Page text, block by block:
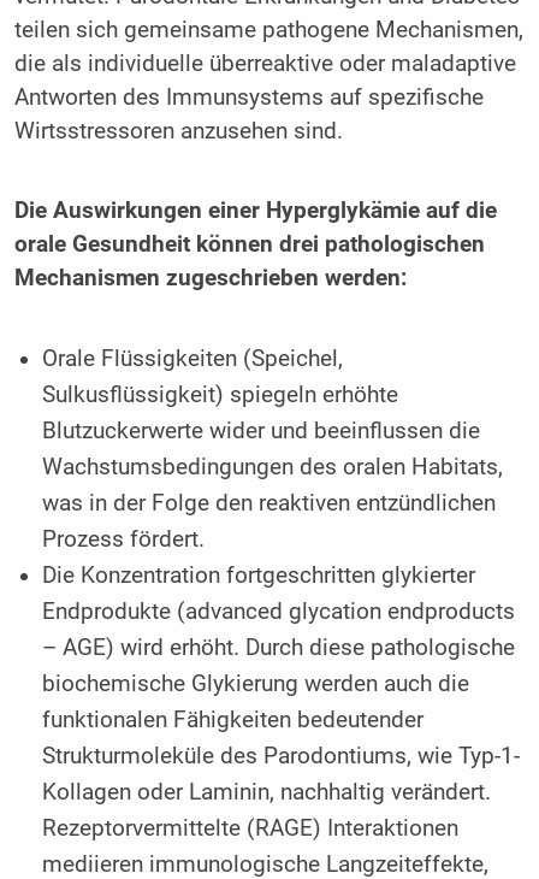
teilen sich gemeinsame pathogene Mechanismen,
die als individuelle überreaktive oder maladaptive
Antworten des Immunsystems auf spezifische
Wirtsstressoren anzusehen sind.
Die Auswirkungen einer Hyperglykämie auf die
orale Gesundheit können drei pathologischen
Mechanismen zugeschrieben werden:
Orale Flüssigkeiten (Speichel,
Sulkusflüssigkeit) spiegeln erhöhte
Blutzuckerwerte wider und beeinflussen die
Wachstumsbedingungen des oralen Habitats,
was in der Folge den reaktiven entzündlichen
Prozess fördert.
Die Konzentration fortgeschritten glykierter
Endprodukte (advanced glycation endproducts
– AGE) wird erhöht. Durch diese pathologische
biochemische Glykierung werden auch die
funktionalen Fähigkeiten bedeutender
Strukturmoleküle des Parodontiums, wie Typ-1-
Kollagen oder Laminin, nachhaltig verändert.
Rezeptorvermittelte (RAGE) Interaktionen
mediieren immunologische Langzeiteffekte,